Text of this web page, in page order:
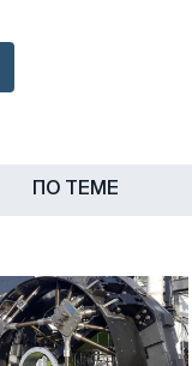
ПО ТЕМЕ